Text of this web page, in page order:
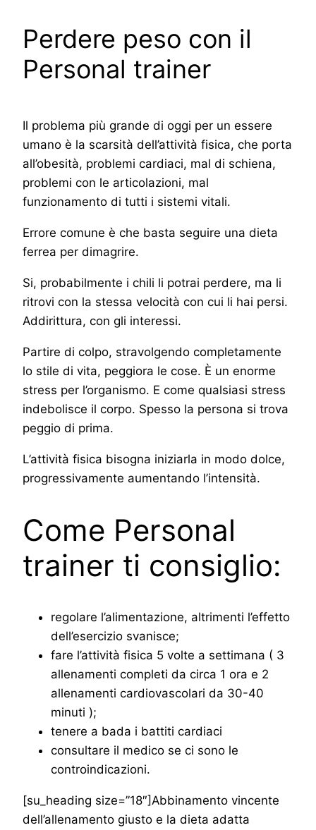
Perdere peso con il
Personal trainer
Il problema più grande di oggi per un essere
umano è la scarsità dell’attività fisica, che porta
all’obesità, problemi cardiaci, mal di schiena,
problemi con le articolazioni, mal
funzionamento di tutti i sistemi vitali.
Errore comune è che basta seguire una dieta
ferrea per dimagrire.
Si, probabilmente i chili li potrai perdere, ma li
ritrovi con la stessa velocità con cui li hai persi.
Addirittura, con gli interessi.
Partire di colpo, stravolgendo completamente
lo stile di vita, peggiora le cose. È un enorme
stress per l’organismo. E come qualsiasi stress
indebolisce il corpo. Spesso la persona si trova
peggio di prima.
L’attività fisica bisogna iniziarla in modo dolce,
progressivamente aumentando l’intensità.
Come Personal
trainer ti consiglio:
regolare l’alimentazione, altrimenti l’effetto
dell’esercizio svanisce;
fare l’attività fisica 5 volte a settimana ( 3
allenamenti completi da circa 1 ora e 2
allenamenti cardiovascolari da 30-40
minuti );
tenere a bada i battiti cardiaci
consultare il medico se ci sono le
controindicazioni.
[su_heading size=”18″]Abbinamento vincente
dell’allenamento giusto e la dieta adatta